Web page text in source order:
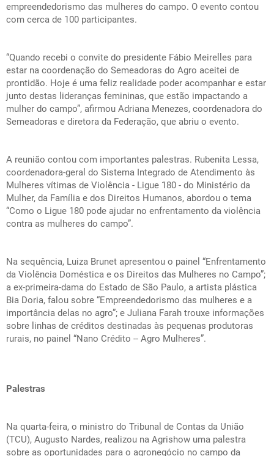
empreendedorismo das mulheres do campo. O evento contou
com cerca de 100 participantes.
“Quando recebi o convite do presidente Fábio Meirelles para
estar na coordenação do Semeadoras do Agro aceitei de
prontidão. Hoje é uma feliz realidade poder acompanhar e estar
junto destas lideranças femininas, que estão impactando a
mulher do campo”, afirmou Adriana Menezes, coordenadora do
Semeadoras e diretora da Federação, que abriu o evento.
A reunião contou com importantes palestras. Rubenita Lessa,
coordenadora-geral do Sistema Integrado de Atendimento às
Mulheres vítimas de Violência - Ligue 180 - do Ministério da
Mulher, da Família e dos Direitos Humanos, abordou o tema
“Como o Ligue 180 pode ajudar no enfrentamento da violência
contra as mulheres do campo”.
Na sequência, Luiza Brunet apresentou o painel “Enfrentamento
da Violência Doméstica e os Direitos das Mulheres no Campo”;
a ex-primeira-dama do Estado de São Paulo, a artista plástica
Bia Doria, falou sobre “Empreendedorismo das mulheres e a
importância delas no agro”; e Juliana Farah trouxe informações
sobre linhas de créditos destinadas às pequenas produtoras
rurais, no painel “Nano Crédito -- Agro Mulheres”.
Palestras
Na quarta-feira, o ministro do Tribunal de Contas da União
(TCU), Augusto Nardes, realizou na Agrishow uma palestra
sobre as oportunidades para o agronegócio no campo da